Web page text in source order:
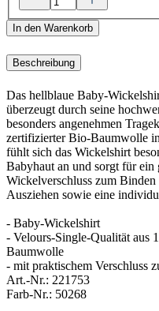
In den Warenkorb
Beschreibung
Das hellblaue Baby-
überzeugt durch seine
besonders angenehmen
zertifizierter Bio-Baumwolle
fühlt sich das Wickelshirt
Babyhaut an und sorgt für
Wickelverschluss zum
Ausziehen sowie eine
- Baby-Wickelshirt
- Velours-Single-Qualität aus
Baumwolle
- mit praktischem Verschluss
Art.-Nr.: 221753
Farb-Nr.: 50268